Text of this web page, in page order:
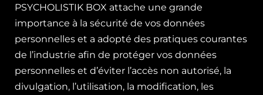
PSYCHOLISTIK BOX attache une grande
importance à la sécurité de vos données
personnelles et a adopté des pratiques courantes
de l’industrie afin de protéger vos données
personnelles et d’éviter l’accès non autorisé, la
divulgation, l’utilisation, la modification, les